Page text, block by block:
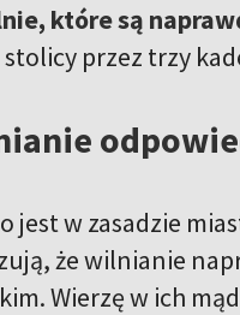
które są
przez trzy
jest w zasadzie
że wilnianie
Wierzę w ich